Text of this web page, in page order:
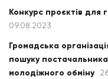
Конкурс проєктів для
09.08.2023
Громадська
пошуку
молодіжного обміну